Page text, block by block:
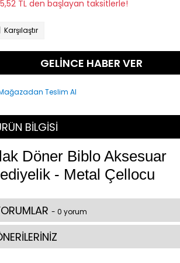
TL den başlayan taksitlerle!
Karşılaştır
GELİNCE HABER VER
BİLGİSİ
Döner Biblo Aksesuar
- Metal Çellocu
- 0 yorum